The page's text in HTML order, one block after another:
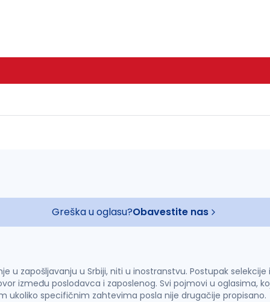
Greška u oglasu?Obavestite nas
u zapošljavanju u Srbiji, niti u inostranstvu. Postupak
između poslodavca i zaposlenog. Svi pojmovi u oglasima,
ukoliko specifičnim zahtevima posla nije drugačije propisano.